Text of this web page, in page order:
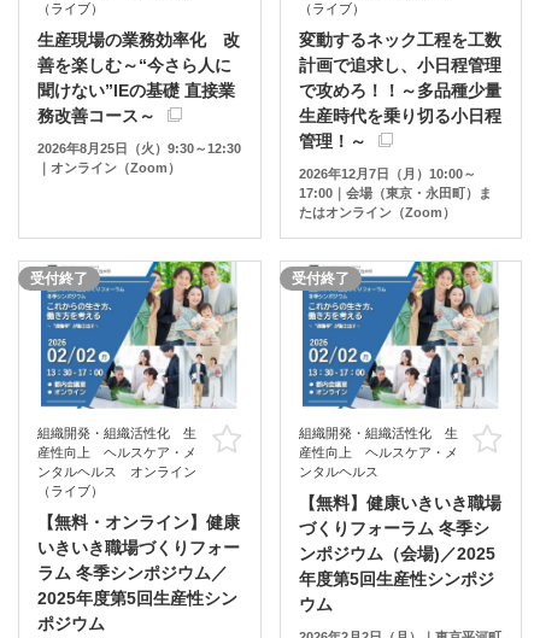
（ライブ）
生産現場の業務効率化 改
善を楽しむ～“今さら人に
聞けない”IEの基礎 直接業
務改善コース～
2026年8月25日（火）9:30～12:30
｜オンライン（Zoom）
（ライブ）
変動するネック工程を工数
計画で追求し、小日程管理
で攻めろ！！～多品種少量
生産時代を乗り切る小日程
管理！～
2026年12月7日（月）10:00～
17:00｜会場（東京・永田町）ま
たはオンライン（Zoom）
受付終了
組織開発・組織活性化 生
産性向上 ヘルスケア・メ
ンタルヘルス オンライン
（ライブ）
お気に入り
【無料・オンライン】健康
いきいき職場づくりフォー
ラム 冬季シンポジウム／
2025年度第5回生産性シン
ポジウム
受付終了
組織開発・組織活性化 生
産性向上 ヘルスケア・メ
ンタルヘルス
【無料】健康いきいき職場
づくりフォーラム 冬季シ
ンポジウム（会場)／2025
年度第5回生産性シンポジ
ウム